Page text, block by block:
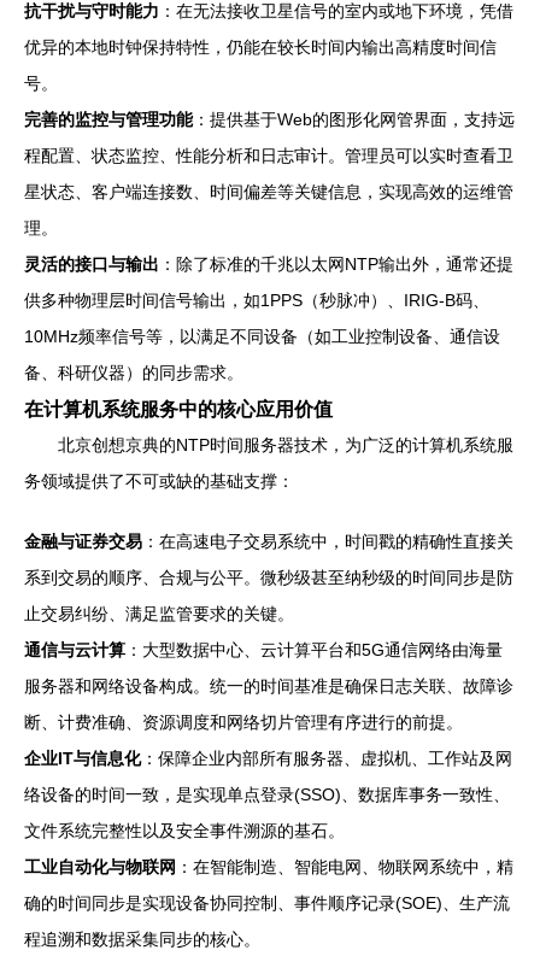
抗干扰与守时能力 ：在无法接收卫星信号的室内或地下环境，凭借
优异的本地时钟保持特性，仍能在较长时间内输出高精度时间信
号。
完善的监控与管理功能：提供基于Web的图形化网管界面，支持远
程配置、状态监控、性能分析和日志审计。管理员可以实时查看卫
星状态、客户端连接数、时间偏差等关键信息，实现高效的运维管
理。
灵活的接口与输出 ：除了标准的千兆以太网NTP输出外，通常还提
供多种物理层时间信号输出，如1PPS（秒脉冲）、IRIG-B码、
10MHz频率信号等，以满足不同设备（如工业控制设备、通信设
备、科研仪器）的同步需求。
在计算机系统服务中的核心应用价值
北京创想京典的NTP时间服务器技术，为广泛的计算机系统服
务领域提供了不可或缺的基础支撑：
金融与证券交易 ：在高速电子交易系统中，时间戳的精确性直接关
系到交易的顺序、合规与公平。微秒级甚至纳秒级的时间同步是防
止交易纠纷、满足监管要求的关键。
通信与云计算 ：大型数据中心、云计算平台和5G通信网络由海量
服务器和网络设备构成。统一的时间基准是确保日志关联、故障诊
断、计费准确、资源调度和网络切片管理有序进行的前提。
企业IT与信息化：保障企业内部所有服务器、虚拟机、工作站及网
络设备的时间一致，是实现单点登录(SSO)、数据库事务一致性、
文件系统完整性以及安全事件溯源的基石。
工业自动化与物联网 ：在智能制造、智能电网、物联网系统中，精
确的时间同步是实现设备协同控制、事件顺序记录(SOE)、生产流
程追溯和数据采集同步的核心。